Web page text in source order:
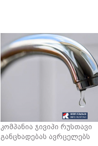
კომპანია ჯივიპი რუსთავი
განცხადებას ავრცელებს